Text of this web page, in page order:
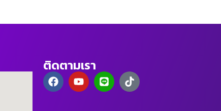
ติดตามเรา